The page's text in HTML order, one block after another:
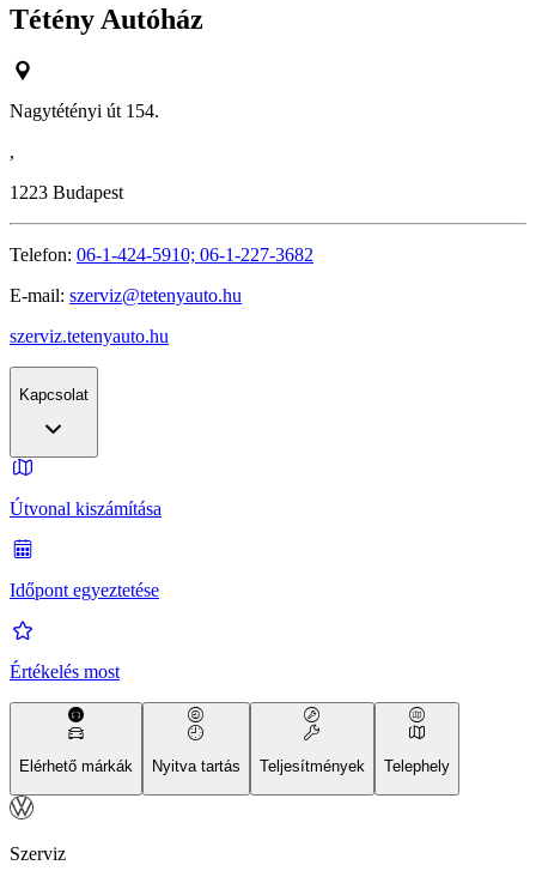
Tétény Autóház
Nagytétényi út 154.
,
1223 Budapest
Telefon: 06-1-424-5910; 06-1-227-3682
E-mail: szerviz@tetenyauto.hu
szerviz.tetenyauto.hu
Kapcsolat
Útvonal kiszámítása
Időpont egyeztetése
Értékelés most
Elérhető márkák Nyitva tartás Teljesítmények Telephely
Szerviz